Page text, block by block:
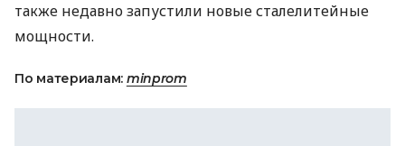
также недавно запустили новые сталелитейные
мощности.
По материалам: minprom